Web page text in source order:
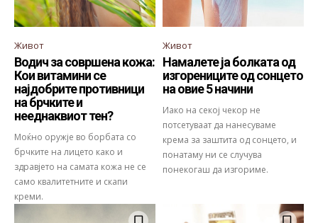
Живот
Водич за совршена кожа:
Кои витамини се
најдобрите противници
на брчките и
нееднаквиот тен?
Моќно оружје во борбата со
брчките на лицето како и
здравјето на самата кожа не се
само квалитетните и скапи
креми.
Живот
Намалете ја болката од
изгорениците од сонцето
на овие 5 начини
Иако на секој чекор не
потсетуваат да нанесуваме
крема за заштита од сонцето, и
понатаму ни се случува
понекогаш да изгориме.